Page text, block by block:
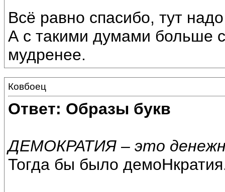
Всё равно спасибо, тут
А с такими думами больше
мудренее.
Ковбоец
Ответ: Образы букв
ДЕМОКРАТИЯ – это
Тогда бы было